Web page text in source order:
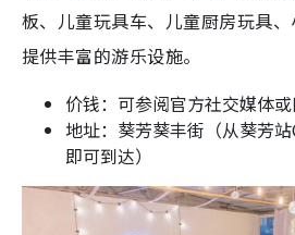
板、儿童玩具车、儿童厨房玩具
提供丰富的游乐设施。
价钱：可参阅官方社交媒体
地址：葵芳葵丰街（从葵芳
即可到达）